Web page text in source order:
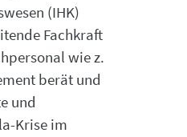
(IHK)
Fachkraft
wie z.
berät und
und
Krise im